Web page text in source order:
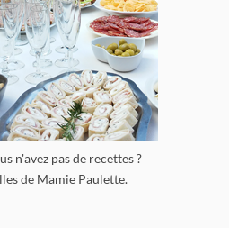
n'avez pas de recettes ?
de Mamie Paulette.